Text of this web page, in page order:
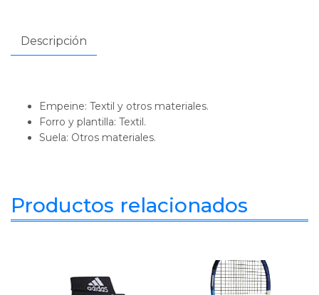
Descripción
Empeine: Textil y otros materiales.
Forro y plantilla: Textil.
Suela: Otros materiales.
Productos relacionados